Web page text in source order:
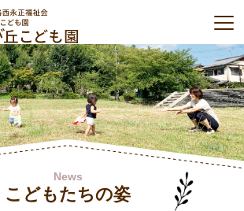
News
こどもたちの姿